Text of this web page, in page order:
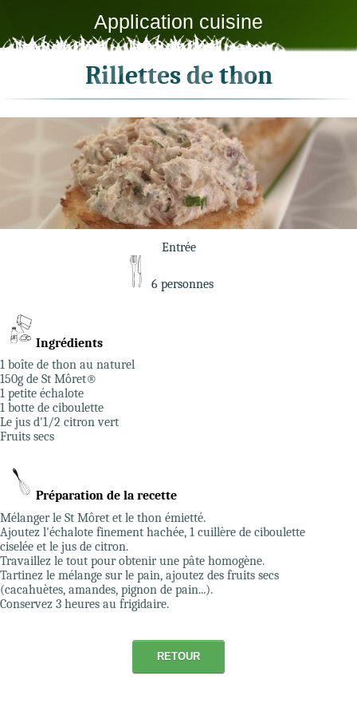
Application cuisine
Rillettes de thon
Entrée
6 personnes
Ingrédients
1 boîte de thon au naturel
150g de St Môret®
1 petite échalote
1 botte de ciboulette
Le jus d'1/2 citron vert
Fruits secs
Préparation de la recette
Mélanger le St Môret et le thon émietté.
Ajoutez l'échalote finement hachée, 1 cuillère de ciboulette
ciselée et le jus de citron.
Travaillez le tout pour obtenir une pâte homogène.
Tartinez le mélange sur le pain, ajoutez des fruits secs
(cacahuètes, amandes, pignon de pain...).
Conservez 3 heures au frigidaire.
RETOUR